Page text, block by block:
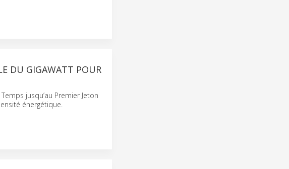
DU GIGAWATT POUR
jusqu’au Premier Jeton
énergétique.